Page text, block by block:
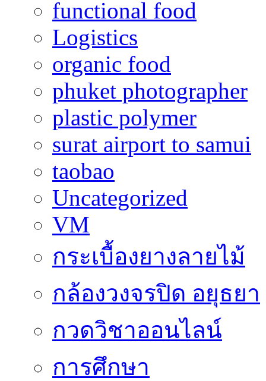
functional food
Logistics
organic food
phuket photographer
plastic polymer
surat airport to samui
taobao
Uncategorized
VM
กระเบื้องยางลายไม้
กล้องวงจรปิด อยุธยา
กวดวิชาออนไลน์
การศึกษา